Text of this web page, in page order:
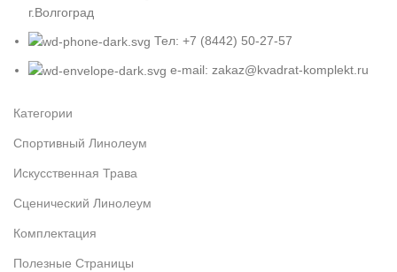
г.Волгоград
Тел: +7 (8442) 50-27-57
e-mail: zakaz@kvadrat-komplekt.ru
Категории
Спортивный Линолеум
Искусственная Трава
Сценический Линолеум
Комплектация
Полезные Страницы